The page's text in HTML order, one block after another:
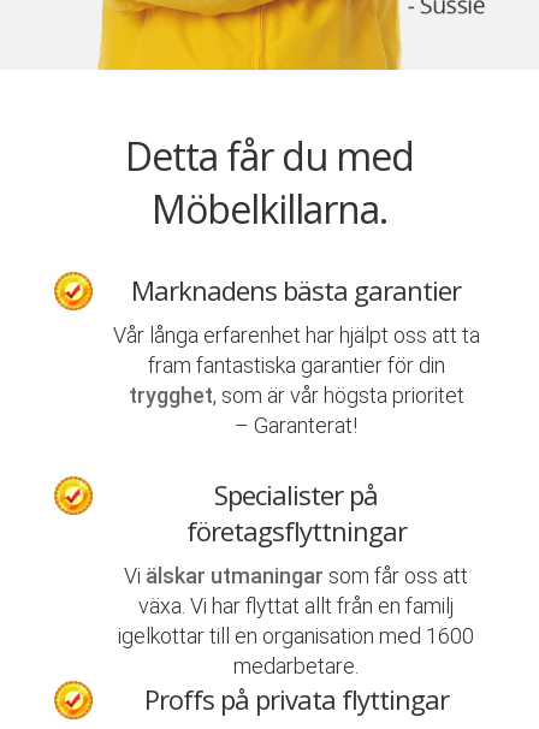
Detta får du med
Möbelkillarna.
Marknadens bästa garantier
Vår långa erfarenhet har hjälpt oss att ta
fram fantastiska garantier för din
trygghet, som är vår högsta prioritet
– Garanterat!
Specialister på
företagsflyttningar
Vi älskar utmaningar som får oss att
växa. Vi har flyttat allt från en familj
igelkottar till en organisation med 1600
medarbetare.
Proffs på privata flyttingar